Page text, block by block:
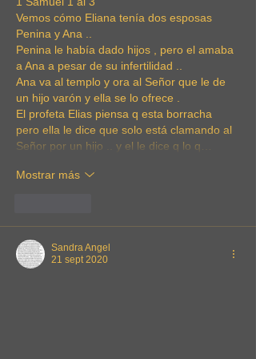
Vemos cómo Eliana tenía dos esposas
Penina y Ana ..
Penina le había dado hijos , pero el amaba
a Ana a pesar de su infertilidad ..
Ana va al templo y ora al Señor que le de
un hijo varón y ella se lo ofrece .
El profeta Elias piensa q esta borracha
pero ella le dice que solo está clamando al
Señor por un hijo .. y el le dice q lo q…
Mostrar más
Sandra Angel
21 sept 2020